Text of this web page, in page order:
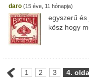
daro (15 éve, 11 hónapja)
egyszerű és
kösz hogy
1 2 3 4.